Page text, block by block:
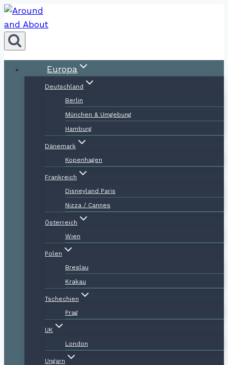
Zum
Inhalt
springen
Europa
Deutschland
Berlin
München & Umgebung
Hamburg
Dänemark
Kopenhagen
Frankreich
Disneyland Paris
Nizza / Cannes
Österreich
Wien
Polen
Breslau
Krakau
Tschechien
Prag
UK
London
Ungarn